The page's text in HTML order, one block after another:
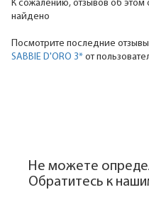
К сожалению, отзывов об этом
найдено
Посмотрите последние отзывы
SABBIE D'ORO 3* от
Не можете
Обратитесь к